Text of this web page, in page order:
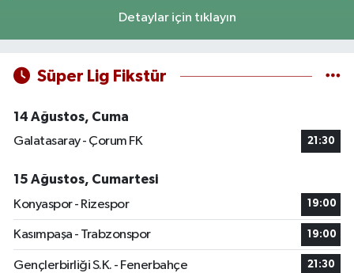
Detaylar için tıklayın
Süper Lig Fikstür
14 Ağustos, Cuma
Galatasaray - Çorum FK
21:30
15 Ağustos, Cumartesi
Konyaspor - Rizespor
19:00
Kasımpaşa - Trabzonspor 19:00
Gençlerbirliği S.K. - Fenerbahçe 21:30